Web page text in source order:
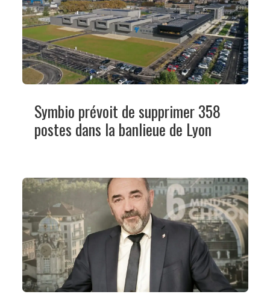
Symbio prévoit de supprimer 358
postes dans la banlieue de Lyon